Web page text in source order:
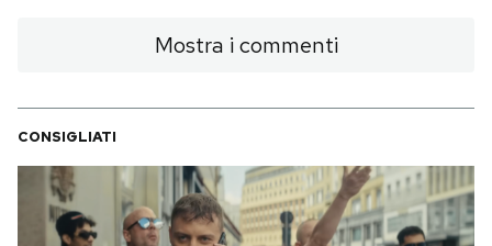
Mostra i commenti
CONSIGLIATI